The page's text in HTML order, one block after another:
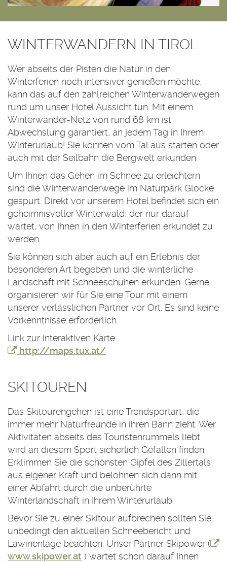
WINTERWANDERN IN TIROL
Wer abseits der Pisten die Natur in den
Winterferien noch intensiver genießen möchte,
kann das auf den zahlreichen Winterwanderwegen
rund um unser Hotel Aussicht tun. Mit einem
Winterwander-Netz von rund 68 km ist
Abwechslung garantiert, an jedem Tag in Ihrem
Winterurlaub! Sie können vom Tal aus starten oder
auch mit der Seilbahn die Bergwelt erkunden.
Um Ihnen das Gehen im Schnee zu erleichtern
sind die Winterwanderwege im Naturpark Glocke
gespurt. Direkt vor unserem Hotel befindet sich ein
geheimnisvoller Winterwald, der nur darauf
wartet, von Ihnen in den Winterferien erkundet zu
werden.
Sie können sich aber auch auf ein Erlebnis der
besonderen Art begeben und die winterliche
Landschaft mit Schneeschuhen erkunden. Gerne
organisieren wir für Sie eine Tour mit einem
unserer verlässlichen Partner vor Ort. Es sind keine
Vorkenntnisse erforderlich.
Link zur interaktiven Karte:
http://maps.tux.at/
SKITOUREN
Das Skitourengehen ist eine Trendsportart, die
immer mehr Naturfreunde in ihren Bann zieht. Wer
Aktivitäten abseits des Touristenrummels liebt
wird an diesem Sport sicherlich Gefallen finden.
Erklimmen Sie die schönsten Gipfel des Zillertals
aus eigener Kraft und belohnen sich dann mit
einer Abfahrt durch die unberührte
Winterlandschaft in Ihrem Winterurlaub.
Bevor Sie zu einer Skitour aufbrechen sollten Sie
unbedingt den aktuellen Schneebericht und
Lawinenlage beachten. Unser Partner Skipower (
www.skipower.at ) wartet schon darauf Ihnen